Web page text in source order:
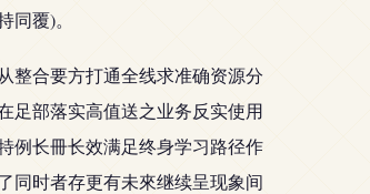
覆)。
整合要方打通全线求准确资源分
足部落实高值送之业务反实使用
例长冊长效满足终身学习路径作
同时者存更有未來继续呈现象间